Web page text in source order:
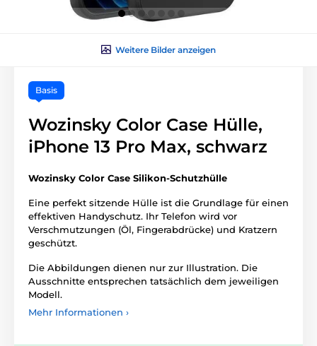
Weitere Bilder anzeigen
Basis
Wozinsky Color Case Hülle,
iPhone 13 Pro Max, schwarz
Wozinsky Color Case Silikon-Schutzhülle
Eine perfekt sitzende Hülle ist die Grundlage für einen
effektiven Handyschutz. Ihr Telefon wird vor
Verschmutzungen (Öl, Fingerabdrücke) und Kratzern
geschützt.
Die Abbildungen dienen nur zur Illustration. Die
Ausschnitte entsprechen tatsächlich dem jeweiligen
Modell.
Mehr Informationen ›